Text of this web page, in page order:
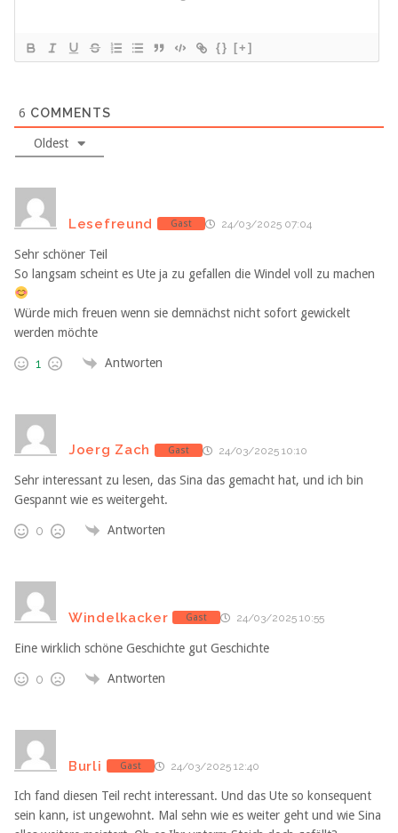
{} [+]
6 COMMENTS
Oldest
Lesefreund Gast 24/03/2025 07:04
Sehr schöner Teil
So langsam scheint es Ute ja zu gefallen die Windel voll zu machen
Würde mich freuen wenn sie demnächst nicht sofort gewickelt
werden möchte
1 Antworten
Joerg Zach Gast 24/03/2025 10:10
Sehr interessant zu lesen, das Sina das gemacht hat, und ich bin
Gespannt wie es weitergeht.
0 Antworten
Windelkacker Gast 24/03/2025 10:55
Eine wirklich schöne Geschichte gut Geschichte
0 Antworten
Burli Gast 24/03/2025 12:40
Ich fand diesen Teil recht interessant. Und das Ute so konsequent
sein kann, ist ungewohnt. Mal sehn wie es weiter geht und wie Sina